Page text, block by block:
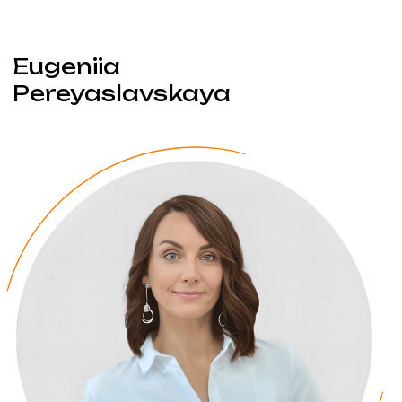
Павел Марина
Мы не просто продаем недвижимость —
мы формируем рынок осознанных
инвестиций, помогая клиентам обрести
финансовую уверенность и построить
обеспеченное будущее.
Мы любим Грузию, свою работу, себя и наших
обеспеченных клиентов, создавая не просто
сделки, а долгосрочные отношения,
основанные на доверии, доходности
и общей философии успеха.